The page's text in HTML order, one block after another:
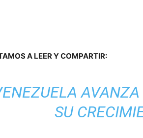
A LEER Y COMPARTIR:
SU